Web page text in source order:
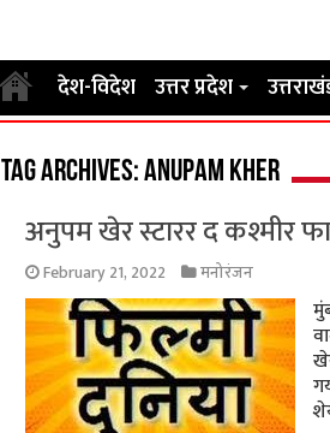
देश-विदेश उत्तर प्रदेश
Tag Archives:Anupam Kher
अनुपम खेर स्टारर द कश्मीर
February 21, 2022 मनोरंजन